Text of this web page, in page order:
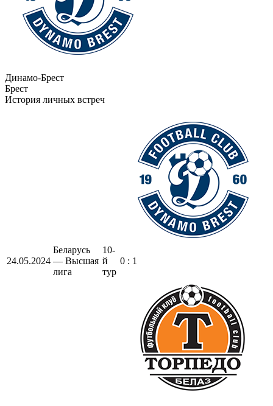
Динамо-Брест
Брест
История личных встреч
24.05.2024
Беларусь
— Высшая
лига
10-
й
тур
0 : 1